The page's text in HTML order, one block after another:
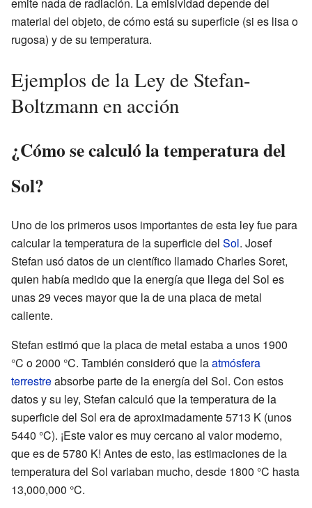
emite nada de radiación. La emisividad depende del
material del objeto, de cómo está su superficie (si es lisa o
rugosa) y de su temperatura.
Ejemplos de la Ley de Stefan-
Boltzmann en acción
¿Cómo se calculó la temperatura del
Sol?
Uno de los primeros usos importantes de esta ley fue para
calcular la temperatura de la superficie del Sol. Josef
Stefan usó datos de un científico llamado Charles Soret,
quien había medido que la energía que llega del Sol es
unas 29 veces mayor que la de una placa de metal
caliente.
Stefan estimó que la placa de metal estaba a unos 1900
°C o 2000 °C. También consideró que laatmósfera
terrestreabsorbe parte de la energía del Sol. Con estos
datos y su ley, Stefan calculó que la temperatura de la
superficie del Sol era de aproximadamente 5713 K (unos
5440 °C). ¡Este valor es muy cercano al valor moderno,
que es de 5780 K! Antes de esto, las estimaciones de la
temperatura del Sol variaban mucho, desde 1800 °C hasta
13,000,000 °C.